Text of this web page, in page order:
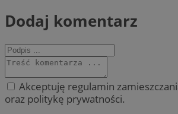
Dodaj komentarz
Akceptuję regulamin
oraz politykę prywatności.